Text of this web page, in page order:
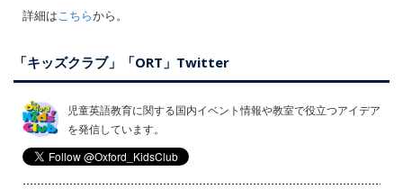
詳細はこちらから。
「キッズクラブ」「ORT」Twitter
児童英語教育に関する国内イベント情報や教室で役立つアイデア
を発信しています。